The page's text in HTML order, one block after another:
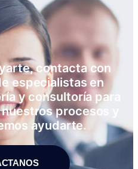
contacta con
especialistas en
y consultoría para
procesos y
ayudarte.